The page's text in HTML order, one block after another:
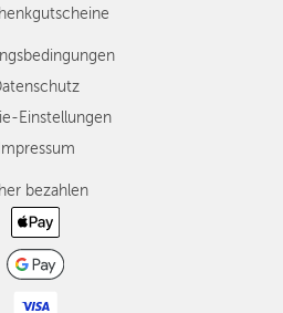
Einstellungen
Impressum
bezahlen